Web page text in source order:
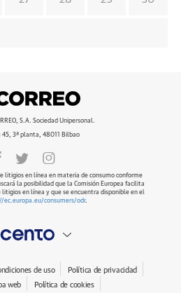
S.A. Sociedad Unipersonal.
45, 3ª planta, 48011 Bilbao
litigios en línea en materia de consumo conforme
la posibilidad que la Comisión Europea facilita
en línea y que se encuentra disponible en el
ec.europa.eu/consumers/odr.
de uso
Política de privacidad
web Política de cookies